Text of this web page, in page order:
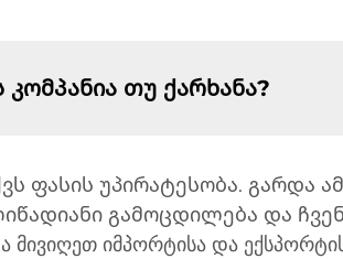
თუ ქარხანა?
ფასის უპირატესობა. გარდა
გამოცდილება და ჩვენ
მივიღეთ იმპორტისა და